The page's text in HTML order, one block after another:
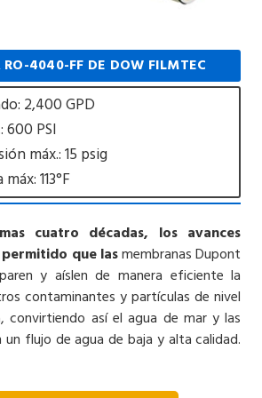
4040-FF DE DOW FILMTEC
2,400 GPD
600 PSI
máx.: 15 psig
113°F
cuatro décadas, los avances
que lasmembranas Dupont
y aíslen de manera eficiente la
contaminantes y partículas de nivel
convirtiendo así el agua de mar y las
un flujo de agua de baja y alta calidad.